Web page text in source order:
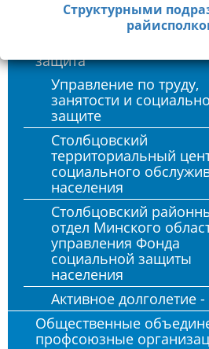
Cтруктурными
«одно окно»
Физическая культура и
защита
Управление по труду,
занятости и
защите
Столбцовский
территориальный
социального
населения
Столбцовский
отдел Минского
управления Фонда
социальной защиты
населения
Активное долголетие -
Общественные
профсоюзные